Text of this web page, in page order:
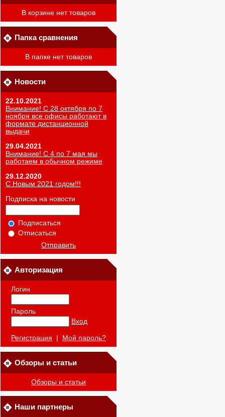
В корзине нет товаров
Папка сравнения
В папке нет товаров
Новости
22.10.2021
Внимание! С 28 октября по 7
ноября все офисы работают в
формате дистанционной
выдачи
29.04.2021
Внимание! С 4 по 7 мая мы
работаем в обычном режиме
29.12.2020
С Новым 2021 годом!!!
Подписка на новости
Подписаться
Отписаться
Отправить
Авторизация
Логин
Пароль
Вход
Регистрация Мой пароль?
Обзоры и статьи
Обзоры и статьи
Наши партнеры